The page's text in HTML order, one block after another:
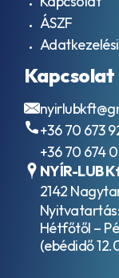
ÁSZF
Kapcsolat
+36 70 673
+36 70 674
NYÍR-LUB
2142
Nyitvatartás:
Hétfőtől –
(ebédidő